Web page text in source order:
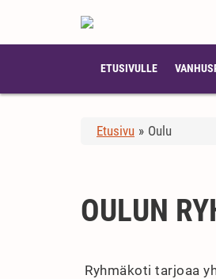
ETUSIVULLE
Etusivu » Oulu
OULUN
Ryhmäkoti tarjoaa